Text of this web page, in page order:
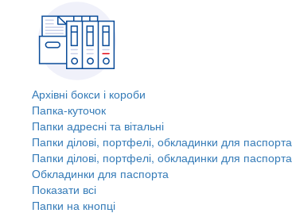
Архівні бокси і короби
Папка-куточок
Папки адресні та вітальні
Папки ділові, портфелі, обкладинки для паспорта
Папки ділові, портфелі, обкладинки для паспорта
Обкладинки для паспорта
Показати всі
Папки на кнопці